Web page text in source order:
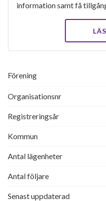
information samt få
Förening
Organisationsnr
Registreringsår
Kommun
Antal lägenheter
Antal följare
Senast uppdaterad